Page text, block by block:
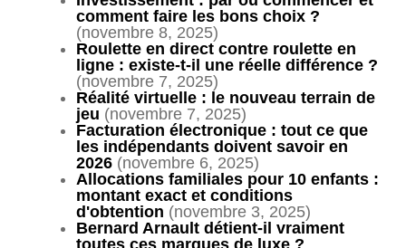
comment faire les bons choix ?
(novembre 8, 2025)
Roulette en direct contre roulette en
ligne : existe-t-il une réelle différence ?
(novembre 7, 2025)
Réalité virtuelle : le nouveau terrain de
jeu (novembre 7, 2025)
Facturation électronique : tout ce que
les indépendants doivent savoir en
2026 (novembre 6, 2025)
Allocations familiales pour 10 enfants :
montant exact et conditions
d'obtention (novembre 3, 2025)
Bernard Arnault détient-il vraiment
toutes ces marques de luxe ?